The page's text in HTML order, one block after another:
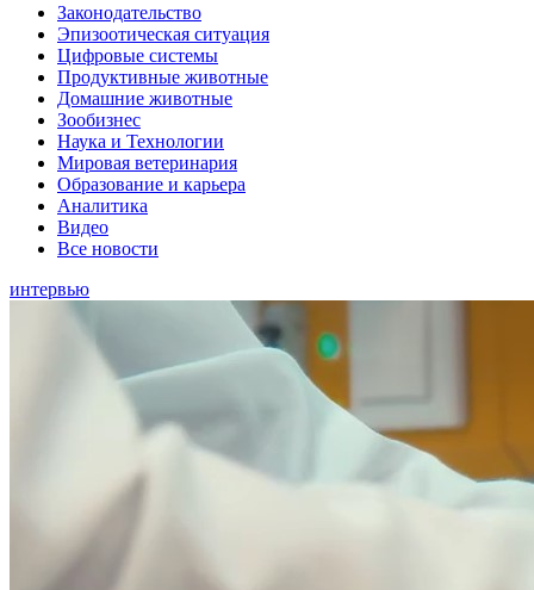
Законодательство
Эпизоотическая ситуация
Цифровые системы
Продуктивные животные
Домашние животные
Зообизнес
Наука и Технологии
Мировая ветеринария
Образование и карьера
Аналитика
Видео
Все новости
интервью